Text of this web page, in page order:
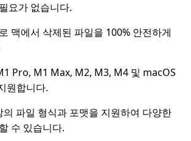
요가 없습니다.
맥에서 삭제된 파일을 100% 안전하게
Pro, M1 Max, M2, M3, M4 및 macOS
원합니다.
의 파일 형식과 포맷을 지원하여 다양한
수 있습니다.